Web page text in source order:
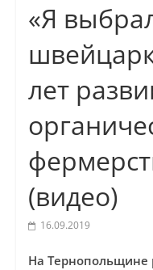
«Я
лет
(видео)
16.09.2019
На Тернопольщине